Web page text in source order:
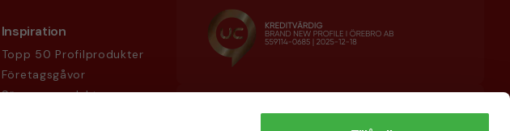
Inspiration
Topp 50 Profilprodukter
Företagsgåvor
Säsongsprodukter